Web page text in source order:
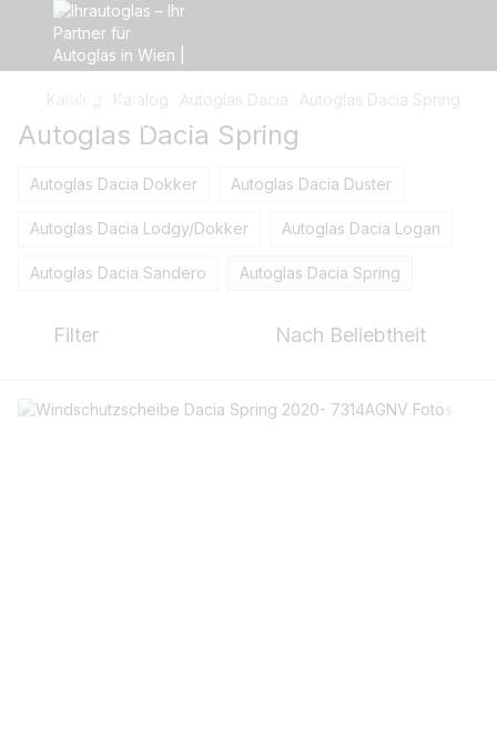
Katalog Katalog Autoglas Dacia Autoglas Dacia Spring
Autoglas Dacia Spring
Autoglas Dacia Dokker Autoglas Dacia Duster
Autoglas Dacia Lodgy/Dokker Autoglas Dacia Logan
Autoglas Dacia Sandero Autoglas Dacia Spring
Filter Nach Beliebtheit